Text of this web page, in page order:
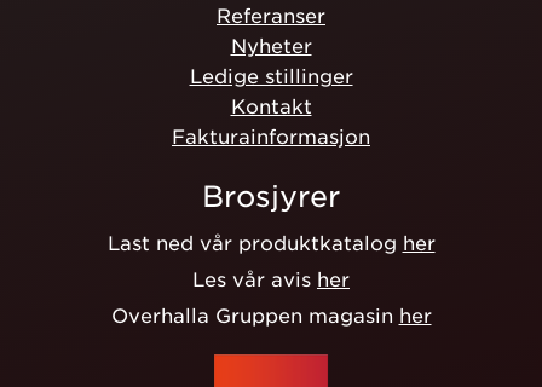
Referanser
Nyheter
Ledige stillinger
Kontakt
Fakturainformasjon
Brosjyrer
Last ned vår produktkatalog her
Les vår avis her
Overhalla Gruppen magasin her